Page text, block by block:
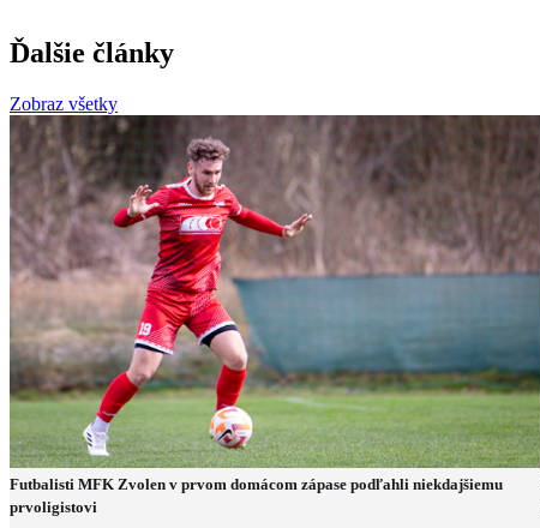
Ďalšie články
Zobraz všetky
Futbalisti MFK Zvolen v prvom domácom zápase podľahli niekdajšiemu
prvoligistovi